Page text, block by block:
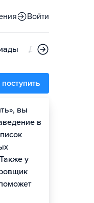
Войти
Дни открытых
вы
в
у